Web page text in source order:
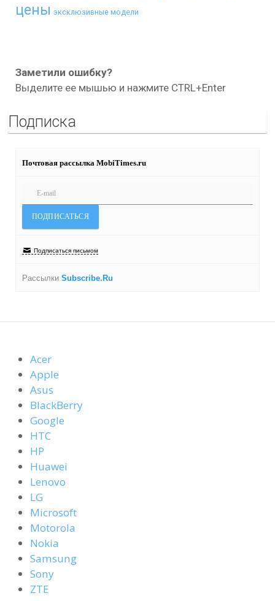
цены эксклюзивные модели
Заметили ошибку?
Выделите ее мышью и нажмите CTRL+Enter
Подписка
Почтовая рассылка MobiTimes.ru
Подписаться письмом
Рассылки Subscribe.Ru
Acer
Apple
Asus
BlackBerry
Google
HTC
HP
Huawei
Lenovo
LG
Microsoft
Motorola
Nokia
Samsung
Sony
ZTE